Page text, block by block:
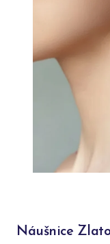
Náušnice Zlato